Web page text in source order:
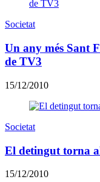
Societat
Un any més Sant
de TV3
15/12/2010
Societat
El detingut torna
15/12/2010